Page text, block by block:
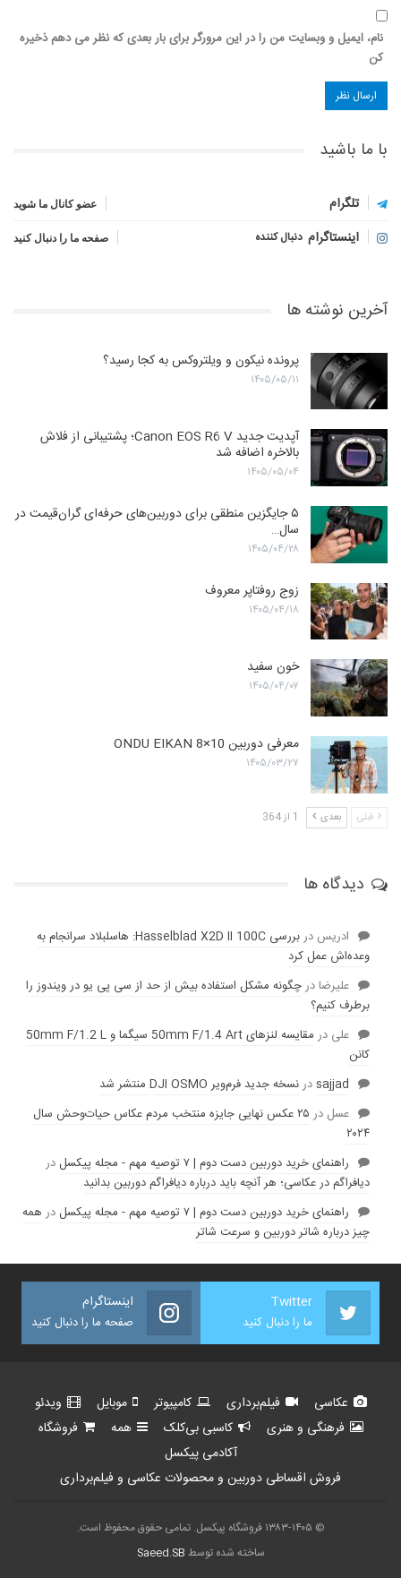
نام، ایمیل و وبسایت من را در این مرورگر برای بار بعدی که نظر می دهم ذخیره
کن
با ما باشید
تلگرام عضو کانال ما شوید
اینستاگرام دنبال کننده صفحه ما را دنبال کنید
آخرین نوشته ها
پرونده نیکون و ویلتروکس به کجا رسید؟
۱۴۰۵/۰۵/۱۱
آپدیت جدید Canon EOS R6 V؛ پشتیبانی از فلاش
بالاخره اضافه شد
۱۴۰۵/۰۵/۰۴
۵ جایگزین منطقی برای دوربین‌های حرفه‌ای گران‌قیمت در
سال…
۱۴۰۵/۰۴/۲۸
زوج روفتاپر معروف
۱۴۰۵/۰۴/۱۸
خون سفید
۱۴۰۵/۰۴/۰۷
معرفی دوربین ONDU EIKAN 8×10
۱۴۰۵/۰۳/۲۷
قبلی بعدی 1 از 364
دیدگاه ها
ادریس در
بررسی Hasselblad X2D II 100C: هاسلبلاد سرانجام به
وعده‌‌اش عمل کرد
عليرضادرچگونه مشکل استفاده بیش از حد از سی پی یو در ویندوز را
برطرف کنیم؟
علی در
مقایسه لنز‌های 50mm F/1.4 Art سیگما و 50mm F/1.2 L
کانن
sajjadدرنسخه جدید فرم‌ویر DJI OSMO منتشر شد
عسل در
۲۵ عکس نهایی جایزه منتخب مردم عکاس حیات‌وحش سال
۲۰۲۴
راهنمای خرید دوربین دست دوم | ۷ توصیه مهم - مجله پیکسل
در
دیافراگم در عکاسی؛ هر آنچه باید درباره دیافراگم دوربین بدانید
راهنمای خرید دوربین دست دوم | ۷ توصیه مهم - مجله پیکسل
در همه
چیز درباره شاتر دوربین و سرعت شاتر
Twitter
ما را دنبال کنید
اینستاگرام
صفحه ما را دنبال کنید
عکاسی فیلم‌برداری کامپیوتر موبایل
ویدئو
فرهنگی و هنری
کاسبی بی‌کلک همه
فروشگاه
آکادمی پیکسل
فروش اقساطی دوربین و محصولات عکاسی و فیلم‌برداری
© ۱۳۸۳-۱۴۰۵ فروشگاه پیکسل. تمامی حقوق محفوظ است.
ساخته شده توسط Saeed.SB